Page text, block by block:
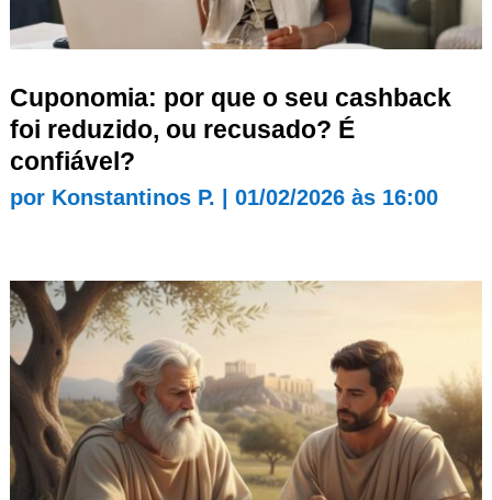
Cuponomia: por que o seu cashback
foi reduzido, ou recusado? É
confiável?
por Konstantinos P. 01/02/2026 às 16:00